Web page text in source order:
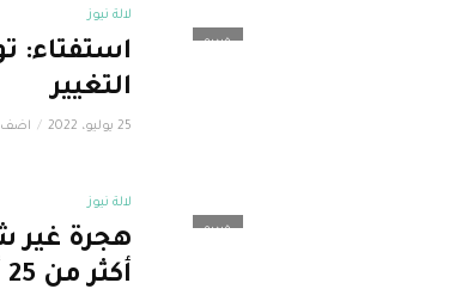
فيديو
لالة نيوز
استفتاء:
التغيير
25 يوليو، 2022 اضف
فيديو
لالة نيوز
هجرة غير
أكثر من 25 ألف شخص